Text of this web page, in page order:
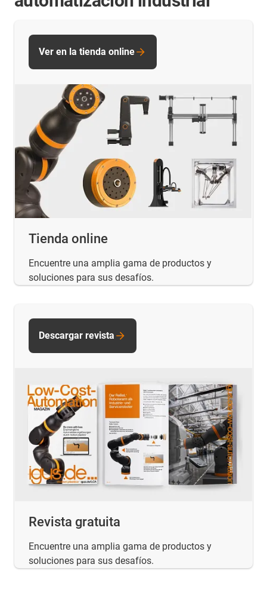
Tienda online
Encuentre una amplia gama de productos y
soluciones para sus desafíos.
Ver en la tienda online
Revista gratuita
Encuentre una amplia gama de productos y
soluciones para sus desafíos.
Descargar revista